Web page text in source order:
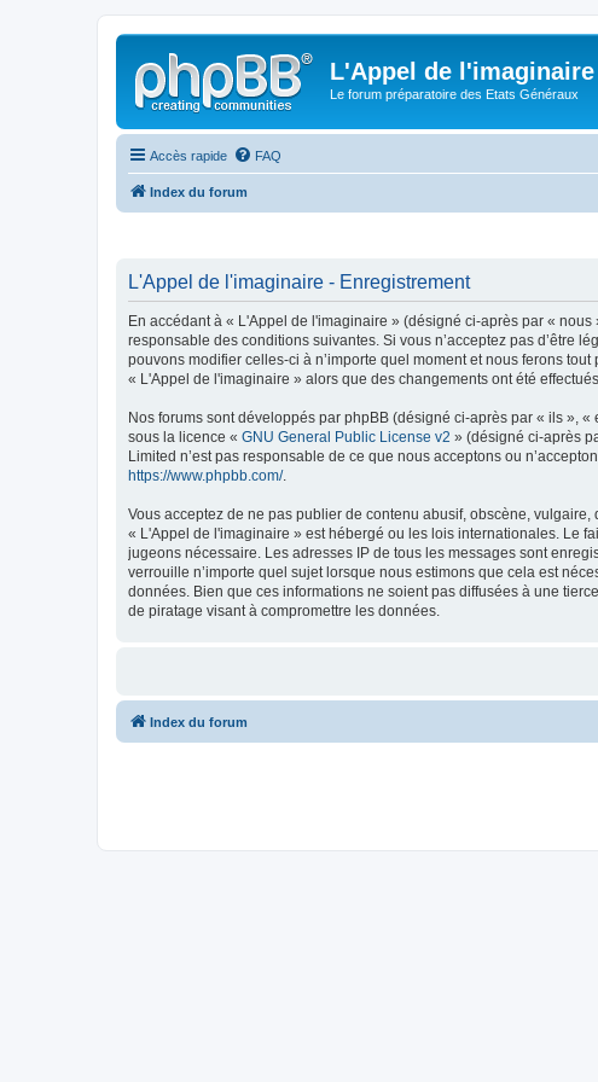
L'Appel de l'imaginaire
Le forum préparatoire des Etats Généraux
Accès rapide FAQ
Index du forum
L'Appel de l'imaginaire - Enregistrement
En accédant à « L'Appel de l'imaginaire » (désigné ci-après par «
responsable des conditions suivantes. Si vous n’acceptez pas d’être
pouvons modifier celles-ci à n’importe quel moment et nous ferons
« L'Appel de l'imaginaire » alors que des changements ont été
Nos forums sont développés par phpBB (désigné ci-après par « ils »,
sous la licence « GNU General Public License v2 » (désigné ci-après
Limited n’est pas responsable de ce que nous acceptons ou
https://www.phpbb.com/.
Vous acceptez de ne pas publier de contenu abusif, obscène,
« L'Appel de l'imaginaire » est hébergé ou les lois internationales. Le
jugeons nécessaire. Les adresses IP de tous les messages sont
verrouille n’importe quel sujet lorsque nous estimons que cela est
données. Bien que ces informations ne soient pas diffusées à une
de piratage visant à compromettre les données.
Index du forum